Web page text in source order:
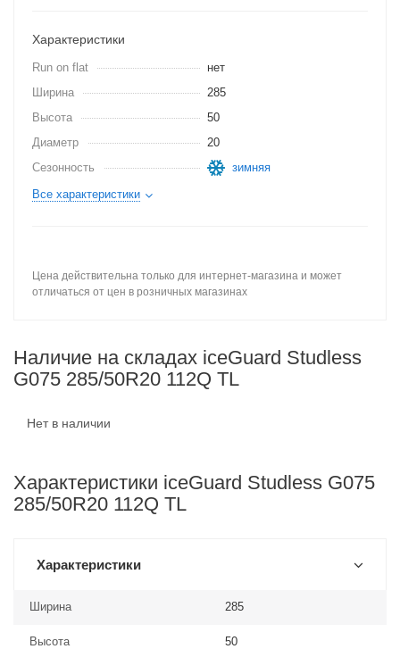
Характеристики
Run on flat
нет
Ширина
285
Высота
50
Диаметр
20
Сезонность
зимняя
Все характеристики
Цена действительна только для интернет-магазина и может
отличаться от цен в розничных магазинах
Наличие на складах iceGuard Studless
G075 285/50R20 112Q TL
Нет в наличии
Характеристики iceGuard Studless G075
285/50R20 112Q TL
Характеристики
Ширина 285
Высота 50